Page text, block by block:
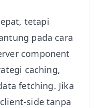
tetapi
pada cara
component
caching,
fetching. Jika
side tanpa